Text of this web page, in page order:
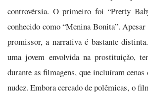
controvérsia. O primeiro foi “Pretty
conhecido como “Menina Bonita”.
promissor, a narrativa é bastante
uma jovem envolvida na prostituição,
durante as filmagens, que incluíram cenas
nudez. Embora cercado de polêmicas, o